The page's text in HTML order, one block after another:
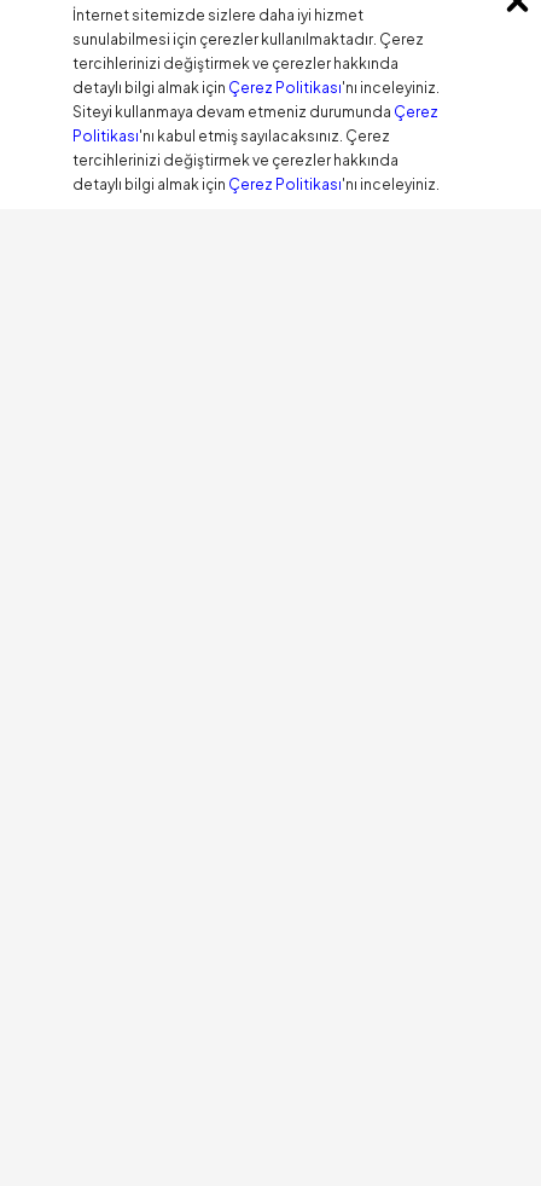
İnternet sitemizde sizlere daha iyi hizmet
sunulabilmesi için çerezler kullanılmaktadır. Çerez
tercihlerinizi değiştirmek ve çerezler hakkında
detaylı bilgi almak için Çerez Politikası'nı inceleyiniz.
Siteyi kullanmaya devam etmeniz durumunda Çerez
Politikası'nı kabul etmiş sayılacaksınız. Çerez
tercihlerinizi değiştirmek ve çerezler hakkında
detaylı bilgi almak için Çerez Politikası'nı inceleyiniz.